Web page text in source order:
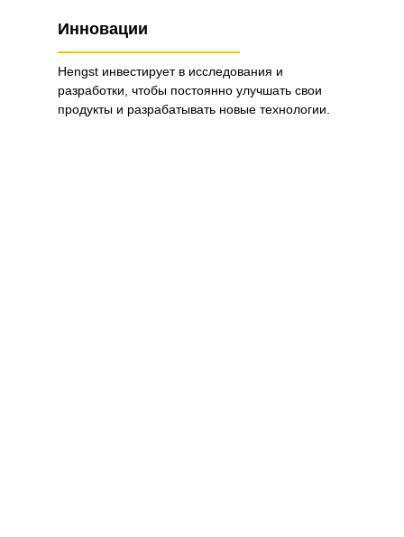
Инновации
Hengst инвестирует в исследования и
разработки, чтобы постоянно улучшать свои
продукты и разрабатывать новые технологии.